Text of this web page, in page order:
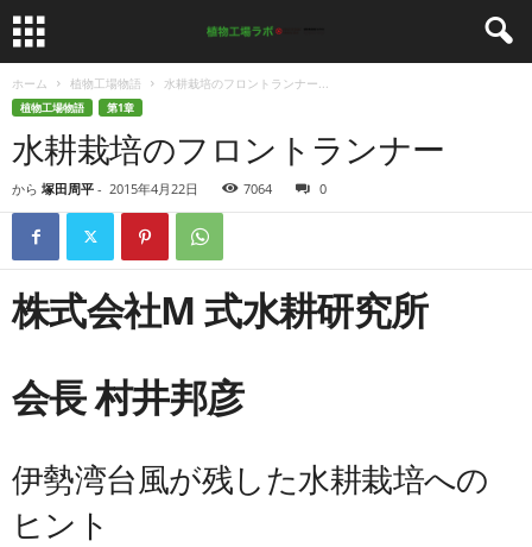
ホーム 植物工場物語 水耕栽培のフロントランナー...
植物工場物語 第1章
水耕栽培のフロントランナー
から 塚田周平 - 2015年4月22日 7064 0
株式会社M式水耕研究所
会長村井邦彦
伊勢湾台風が残した水耕栽培への
ヒント